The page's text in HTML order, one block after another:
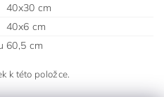
40x30 cm
40x6 cm
60,5 cm
k této položce.